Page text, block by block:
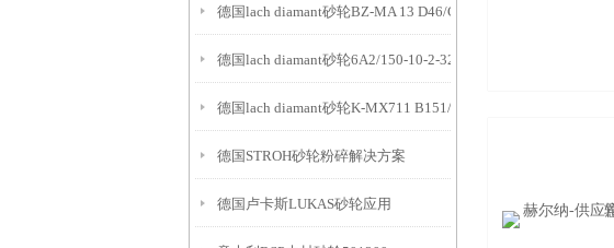
德国lach diamant砂轮BZ-MA 13 D46/CX5介绍
德国lach diamant砂轮6A2/150-10-2-32 H7介绍
德国lach diamant砂轮K-MX711 B151/V180 6A2/125-10-2-32介绍
德国STROH砂轮粉碎解决方案
德国卢卡斯LUKAS砂轮应用